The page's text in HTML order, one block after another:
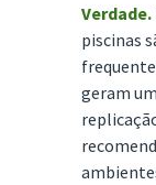
Verdade.
piscinas
geram